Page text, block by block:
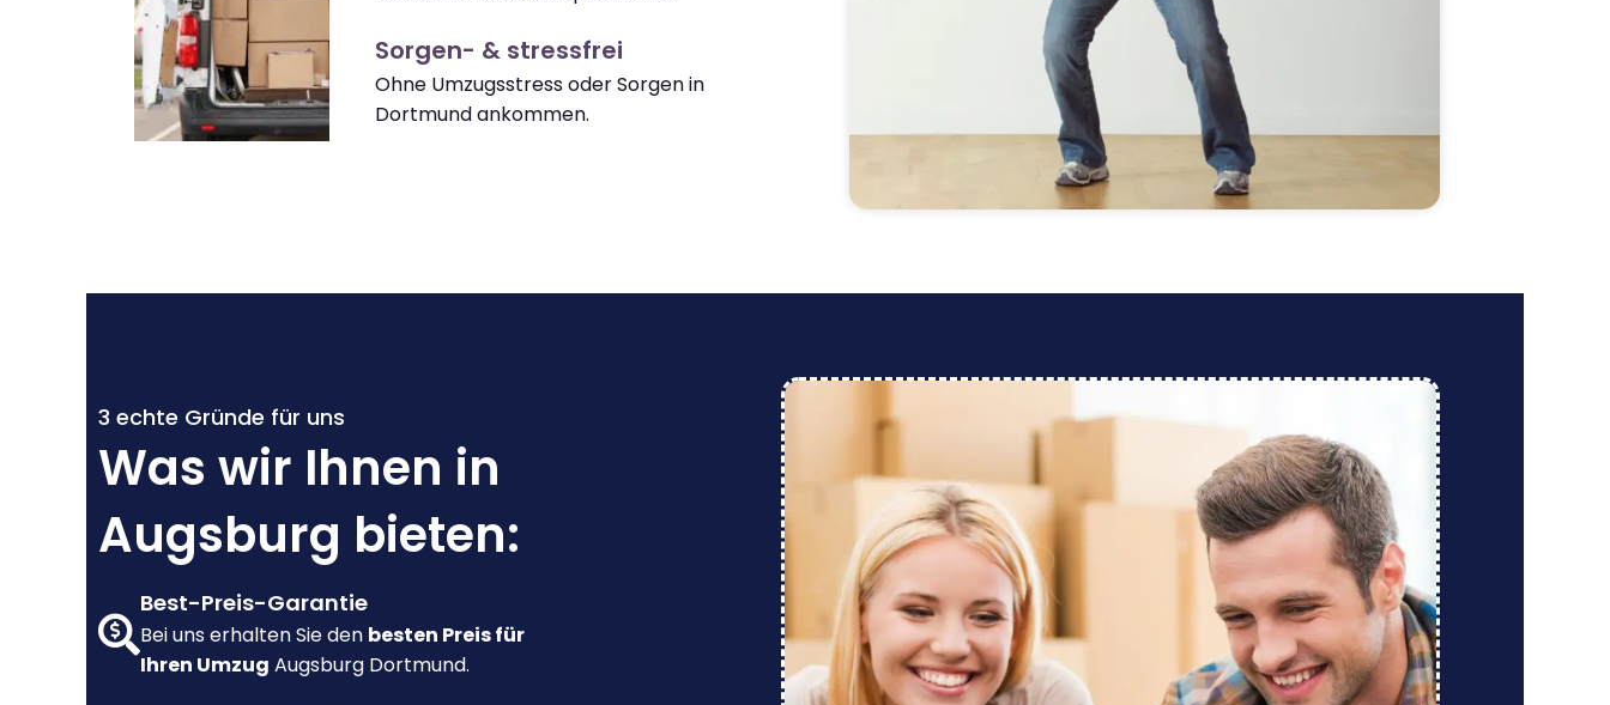
Sorgen- & stressfrei
Ohne Umzugsstress oder Sorgen in
Dortmund ankommen.
3 echte Gründe für uns
Was wir Ihnen in
Augsburg bieten:
Best-Preis-Garantie
Bei uns erhalten Sie den besten Preis für
Ihren Umzug Augsburg Dortmund.